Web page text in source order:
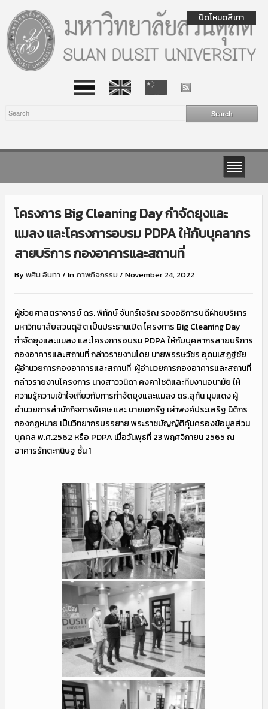
โครงการ Big Cleaning Day กำจัดยุงและ
แมลง และโครงการอบรม PDPA ให้กับบุคลากร
สายบริการ กองอาคารและสถานที่
Byพศิน อินทา/ Inภาพกิจกรรม / November 24, 2022
ผู้ช่วยศาสตราจารย์ ดร. พิทักษ์ จันทร์เจริญ รองอธิการบดีฝ่ายบริหาร
มหาวิทยาลัยสวนดุสิต เป็นประธานเปิด โครงการ Big Cleaning Day
กำจัดยุงและแมลง และโครงการอบรม PDPA ให้กับบุคลากรสายบริการ
กองอาคารและสถานที่ กล่าวรายงานโดย นายพรรษวัชร อุดมเสฏฐ์ชัย
ผู้อำนวยการกองอาคารและสถานที่ ผู้อำนวยการกองอาคารและสถานที่
กล่าวรายงานโครงการ นางสาววนิดา คงคาโชติและทีมงานอนามัย ให้
ความรู้ความเข้าใจเกี่ยวกับการกำจัดยุงและแมลง ดร.สุทัน มุมแดง ผู้
อำนวยการสำนักกิจการพิเศษ และ นายเอกรัฐ เผ่าพงศ์ประเสริฐ นิติกร
กองกฏหมาย เป็นวิทยากรบรรยาย พระราชบัญญัติคุ้มครองข้อมูลส่วน
บุคคล พ.ศ.2562 หรือ PDPA เมื่อวันพุธที่ 23 พฤศจิกายน 2565 ณ
อาคารรักตะกนิษฐ ชั้น 1
ปิดโหมดสีเทา